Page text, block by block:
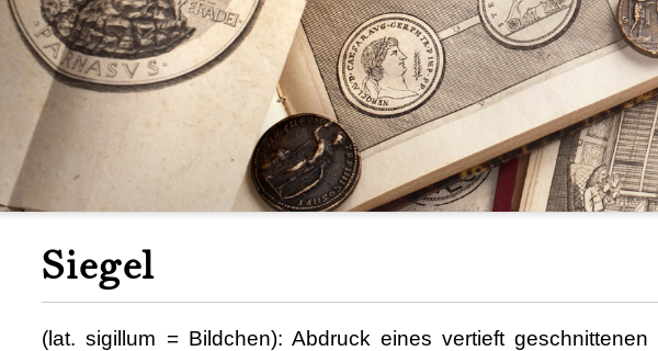
Siegel
(lat. sigillum = Bildchen): Abdruck eines vertieft